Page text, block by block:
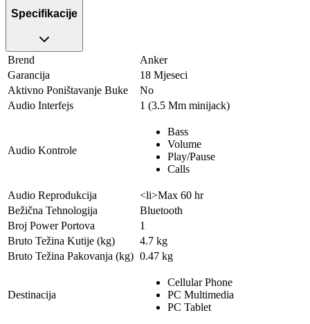
Specifikacije
Brend
Anker
Garancija
18 Mjeseci
Aktivno Poništavanje Buke
No
Audio Interfejs
1 (3.5 Mm minijack)
Audio Kontrole
Bass
Volume
Play/Pause
Calls
Audio Reprodukcija
<li>Max 60 hr
Bežična Tehnologija
Bluetooth
Broj Power Portova
1
Bruto Težina Kutije (kg)
4.7 kg
Bruto Težina Pakovanja (kg) 0.47 kg
Destinacija
Cellular Phone
PC Multimedia
PC Tablet